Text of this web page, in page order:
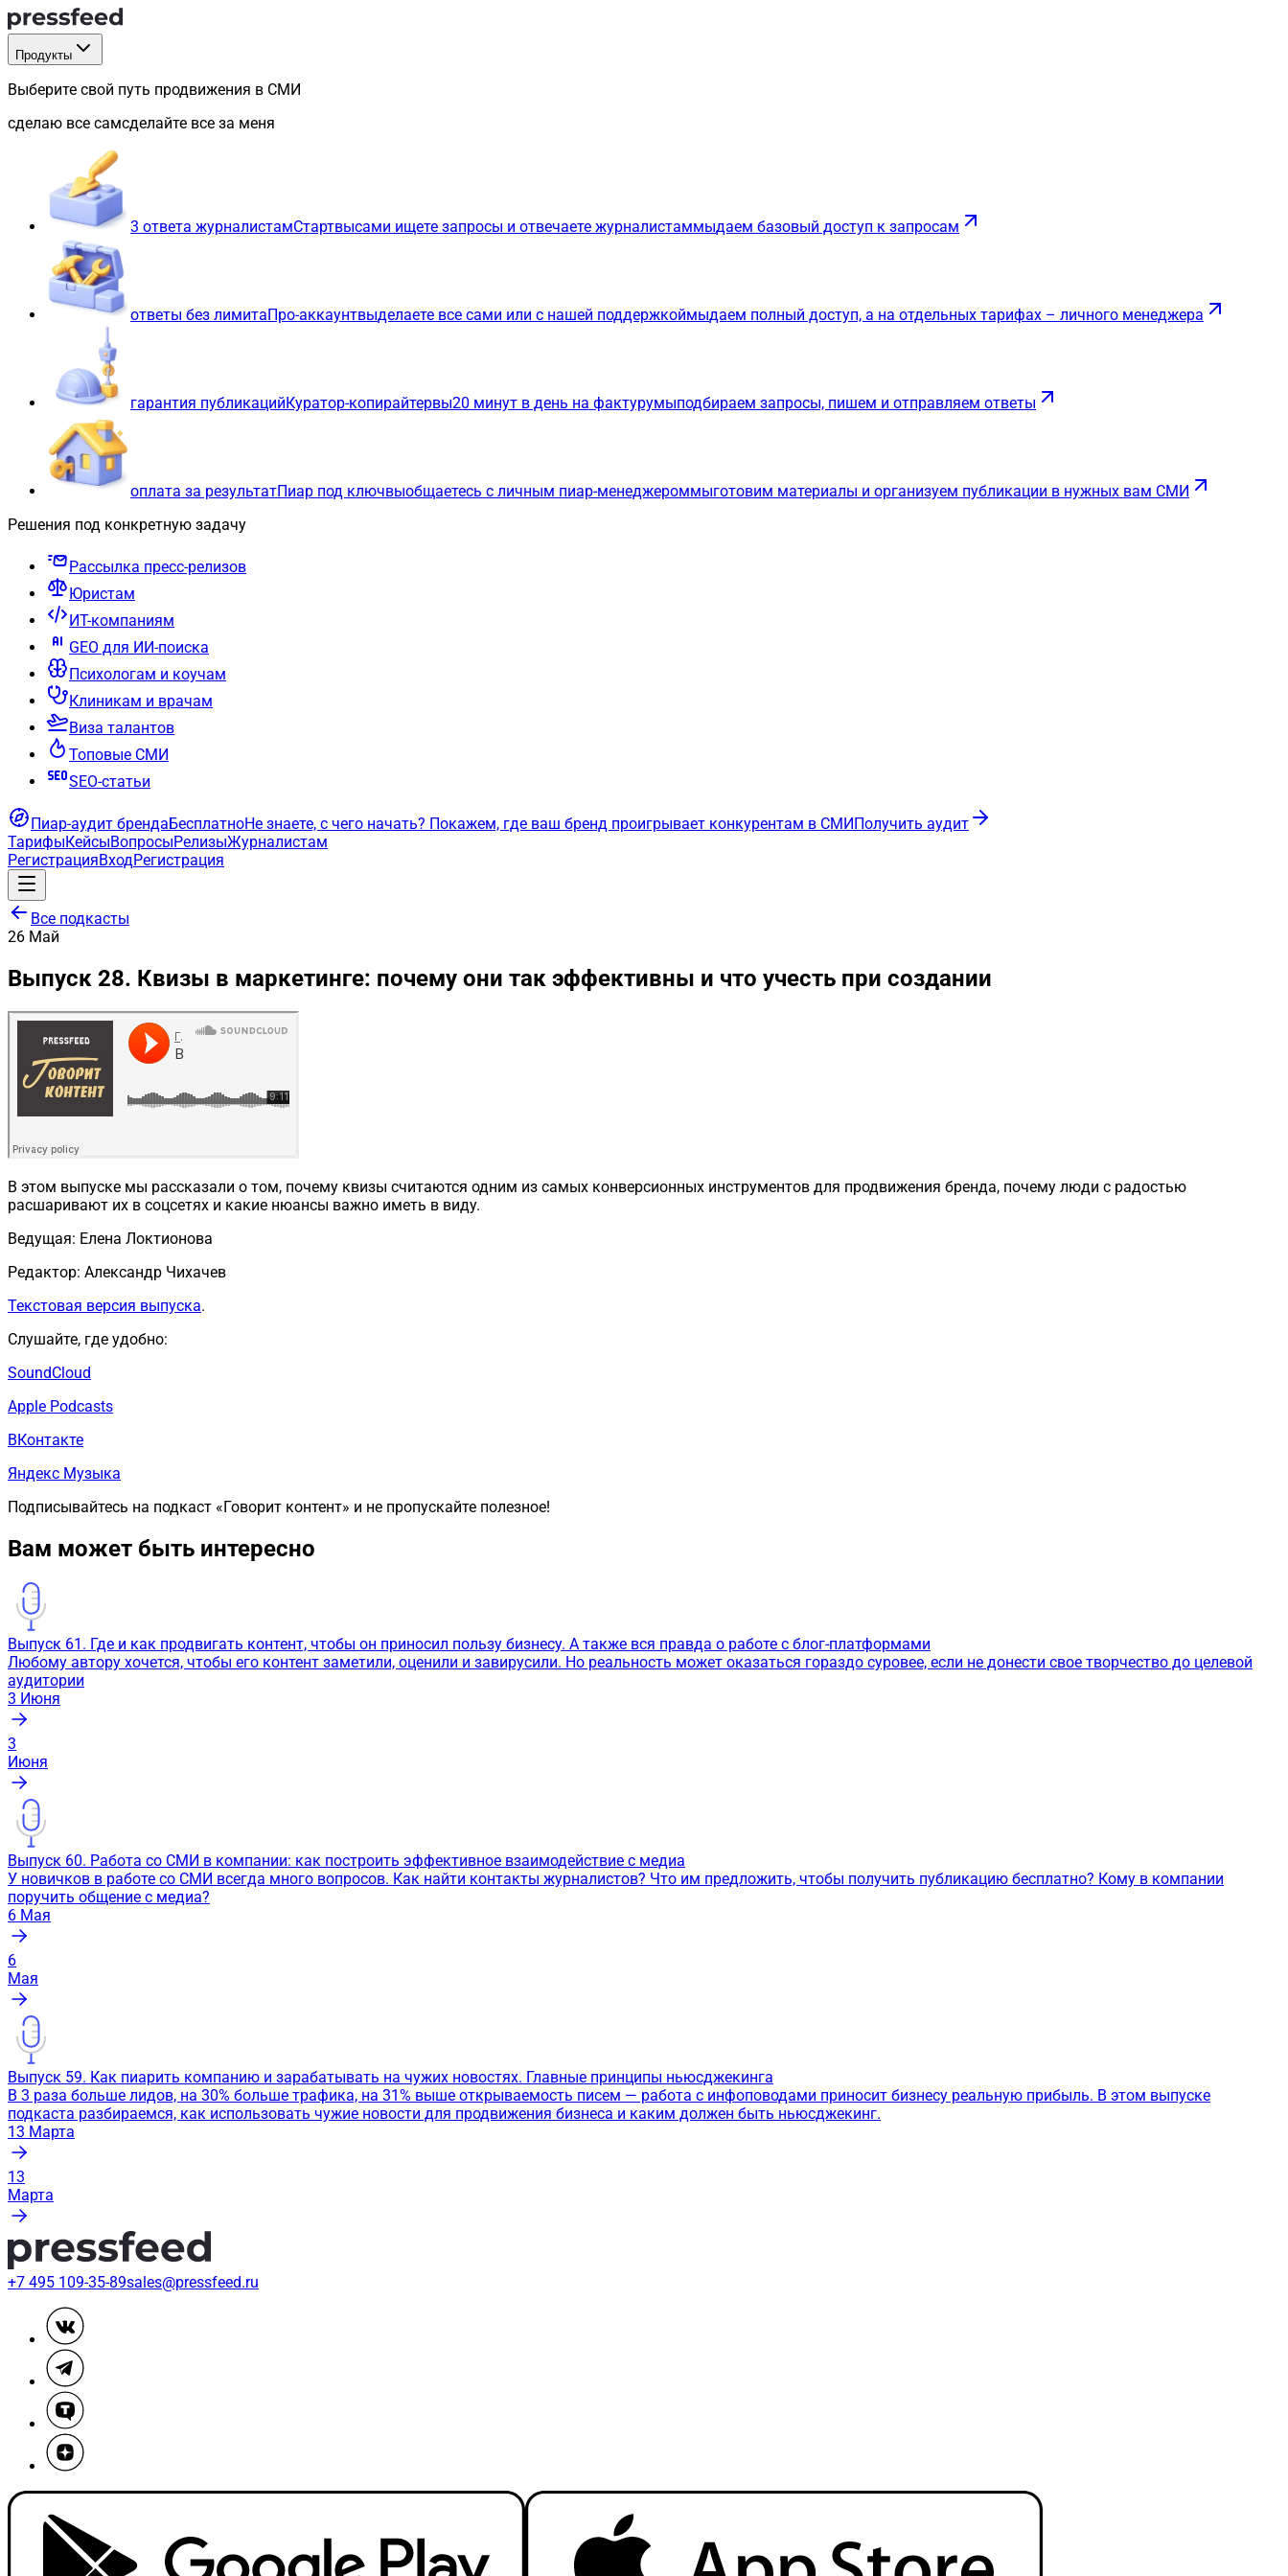
Продукты
Выберите свой путь продвижения в СМИ
сделаю все самсделайте все за меня
3 ответа журналистамСтартвысами ищете запросы и отвечаете журналистаммыдаем базовый доступ к запросам
ответы без лимитаПро-аккаунтвыделаете все сами или с нашей поддержкоймыдаем полный доступ, а на отдельных тарифах – личного менеджера
гарантия публикацийКуратор-копирайтервы20 минут в день на фактурумыподбираем запросы, пишем и отправляем ответы
оплата за результатПиар под ключвыобщаетесь с личным пиар-менеджероммыготовим материалы и организуем публикации в нужных вам СМИ
Решения под конкретную задачу
Рассылка пресс-релизов
Юристам
ИТ-компаниям
GEO для ИИ-поиска
Психологам и коучам
Клиникам и врачам
Виза талантов
Топовые СМИ
SEO-статьи
Пиар-аудит брендаБесплатноНе знаете, с чего начать? Покажем, где ваш бренд проигрывает конкурентам в СМИПолучить аудит
ТарифыКейсыВопросыРелизыЖурналистам
РегистрацияВходРегистрация
Все подкасты
26 Май
Выпуск 28. Квизы в маркетинге: почему они так эффективны и что учесть при создании
В этом выпуске мы рассказали о том, почему квизы считаются одним из самых конверсионных инструментов для продвижения бренда, почему люди с радостью
расшаривают их в соцсетях и какие нюансы важно иметь в виду.
Ведущая: Елена Локтионова
Редактор: Александр Чихачев
Текстовая версия выпуска.
Слушайте, где удобно:
SoundCloud
Apple Podcasts
ВКонтакте
Яндекс Музыка
Подписывайтесь на подкаст «Говорит контент» и не пропускайте полезное!
Вам может быть интересно
Выпуск 61. Где и как продвигать контент, чтобы он приносил пользу бизнесу. А также вся правда о работе с блог-платформами
Любому автору хочется, чтобы его контент заметили, оценили и завирусили. Но реальность может оказаться гораздо суровее, если не донести свое творчество до целевой
аудитории
3 Июня
3
Июня
Выпуск 60. Работа со СМИ в компании: как построить эффективное взаимодействие с медиа
У новичков в работе со СМИ всегда много вопросов. Как найти контакты журналистов? Что им предложить, чтобы получить публикацию бесплатно? Кому в компании
поручить общение с медиа?
6 Мая
6
Мая
Выпуск 59. Как пиарить компанию и зарабатывать на чужих новостях. Главные принципы ньюсджекинга
В 3 раза больше лидов, на 30% больше трафика, на 31% выше открываемость писем — работа с инфоповодами приносит бизнесу реальную прибыль. В этом выпуске
подкаста разбираемся, как использовать чужие новости для продвижения бизнеса и каким должен быть ньюсджекинг.
13 Марта
13
Марта
+7 495 109-35-89sales@pressfeed.ru